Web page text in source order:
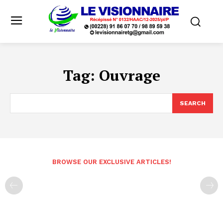
Tag: Ouvrage
SEARCH
BROWSE OUR EXCLUSIVE ARTICLES!